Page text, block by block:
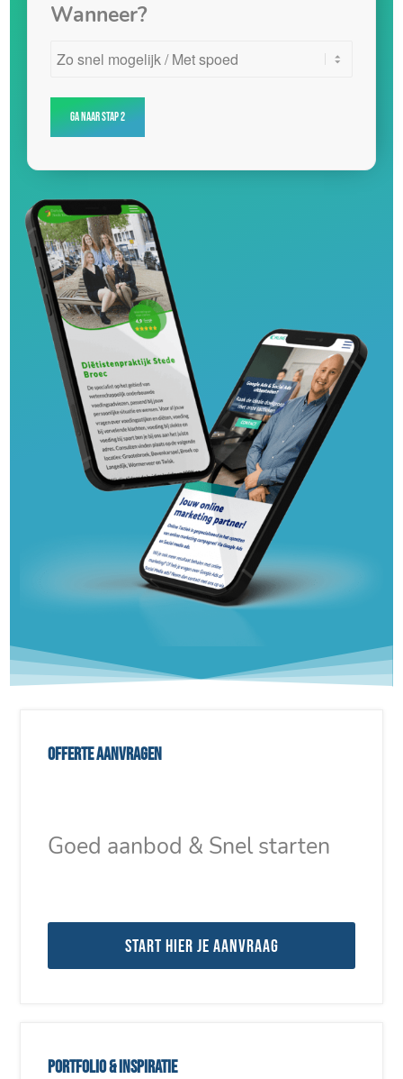
Wanneer?
Offerte aanvragen
Goed aanbod & Snel starten
Start hier je aanvraag
Portfolio & inspiratie